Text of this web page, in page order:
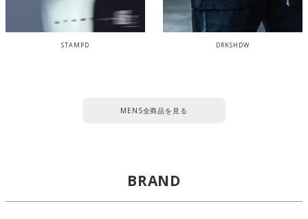
STAMPD DRKSHDW
MENS全商品を見る
BRAND